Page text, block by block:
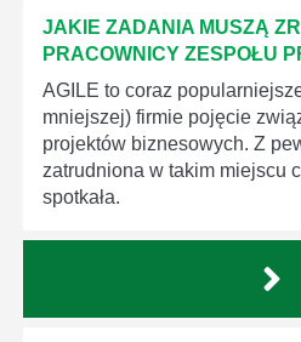
JAKIE ZADANIA MUSZĄ
PRACOWNICY ZESPOŁU
AGILE to coraz
mniejszej) firmie pojęcie
projektów biznesowych. Z
zatrudniona w takim miejscu
spotkała.